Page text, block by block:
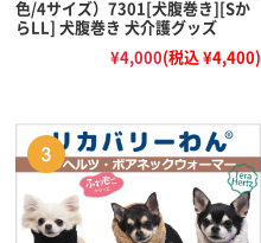
色/4サイズ）7301[犬腹巻き][Sか
らLL] 犬腹巻き 犬介護グッズ
¥4,000(税込 ¥4,400)